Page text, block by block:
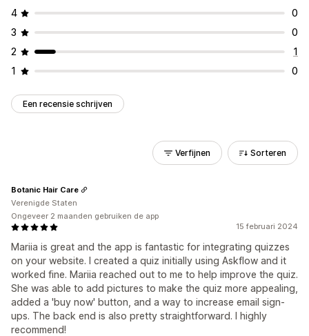
4
0
3
0
2
1
1
0
Een recensie schrijven
Verfijnen Sorteren
15 februari 2024
Mariia is great and the app is fantastic for integrating quizzes
on your website. I created a quiz initially using Askflow and it
worked fine. Mariia reached out to me to help improve the quiz.
She was able to add pictures to make the quiz more appealing,
added a 'buy now' button, and a way to increase email sign-
ups. The back end is also pretty straightforward. I highly
recommend!
Botanic Hair Care
Verenigde Staten
Ongeveer 2 maanden gebruiken de app